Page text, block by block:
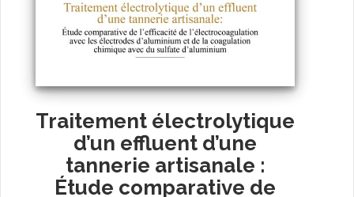
Traitement électrolytique
d’un effluent d’une
tannerie artisanale :
Étude comparative de